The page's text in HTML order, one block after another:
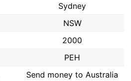
Sydney
NSW
2000
PEH
Send money to Australia